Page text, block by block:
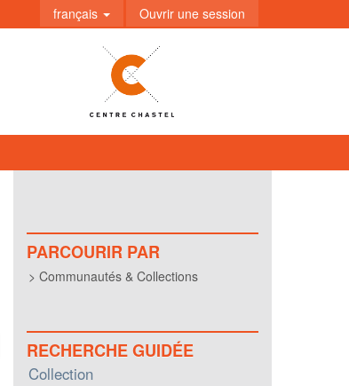
français Ouvrir une session
PARCOURIR PAR
Communautés & Collections
RECHERCHE GUIDÉE
Collection